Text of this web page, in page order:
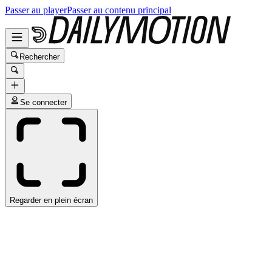
Passer au playerPasser au contenu principal
Rechercher
Se connecter
Regarder en plein écran